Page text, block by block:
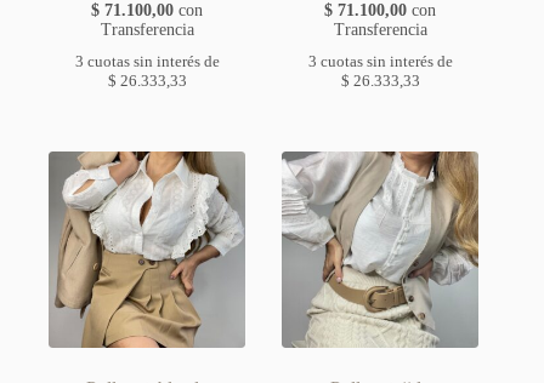
$ 71.100,00 con
Transferencia
3 cuotas sin interés de
$ 26.333,33
$ 71.100,00 con
Transferencia
3 cuotas sin interés de
$ 26.333,33